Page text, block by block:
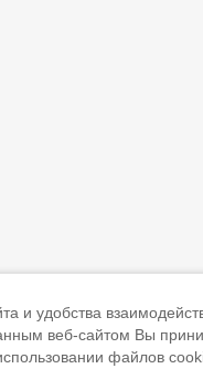
и удобства
веб-сайтом Вы
файлов